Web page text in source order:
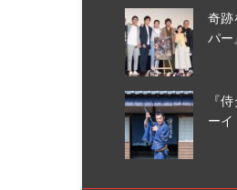
奇跡
パー
『
ーイ